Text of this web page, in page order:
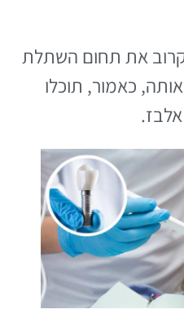
את תחום השתלת
כאמור, תוכלו